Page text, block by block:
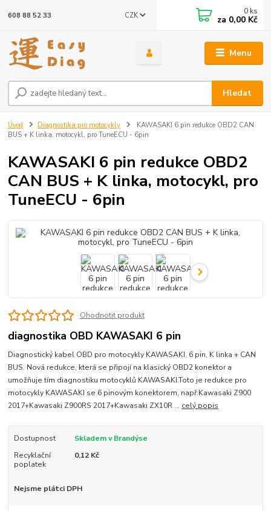
Menu
CZK
Hledat
608 88 52 33 0 ks
za 0,00 Kč
Úvod Diagnostika pro motocykly
KAWASAKI 6 pin redukce OBD2 CAN
BUS + K linka, motocykl, pro TuneECU - 6pin
KAWASAKI 6 pin redukce OBD2
CAN BUS + K linka, motocykl, pro
TuneECU - 6pin
Ohodnotit produkt
diagnostika OBD KAWASAKI 6 pin
Diagnostický kabel OBD pro motocykly KAWASAKI, 6 pin, K linka + CAN
BUS. Nová redukce, která se připojí na klasický OBD2 konektor a
umožňuje tím diagnostiku motocyklů KAWASAKI.Toto je redukce pro
motocykly KAWASAKI se 6 pinovým konektorem, např:Kawasaki Z900
2017+Kawasaki Z900RS 2017+Kawasaki ZX10R ... celý popis
Dostupnost
Skladem v Brandýse
Recyklační
poplatek
0,12 Kč
Nejsme plátci DPH